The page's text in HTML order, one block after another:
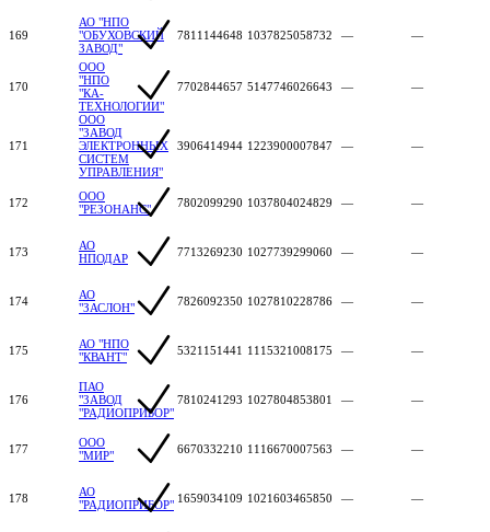
169
АО "НПО
"ОБУХОВСКИЙ
ЗАВОД"
7811144648 1037825058732 — —
170
ООО
"НПО
"КА-
ТЕХНОЛОГИИ"
7702844657 5147746026643 — —
171
ООО
"ЗАВОД
ЭЛЕКТРОННЫХ
СИСТЕМ
УПРАВЛЕНИЯ"
3906414944 1223900007847 — —
172
ООО
"РЕЗОНАНС"
7802099290 1037804024829 — —
173
АО
НПОДАР
7713269230 1027739299060 — —
174
АО
"ЗАСЛОН"
7826092350 1027810228786 — —
175
АО "НПО
"КВАНТ"
5321151441 1115321008175 — —
176
ПАО
"ЗАВОД
"РАДИОПРИБОР"
7810241293 1027804853801 — —
177
ООО
"МИР"
6670332210 1116670007563 — —
178
АО
"РАДИОПРИБОР" 1659034109 1021603465850 — —